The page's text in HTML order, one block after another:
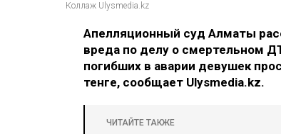
Коллаж Ulysmedia.kz
Апелляционный суд Алматы
вреда по делу о смертельном
погибших в аварии девушек
тенге, сообщает Ulysmedia.kz.
ЧИТАЙТЕ ТАКЖЕ